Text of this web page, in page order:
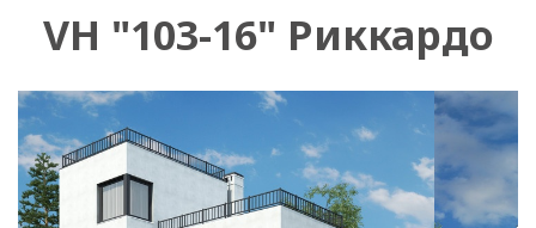
VH "103-16" Риккардо